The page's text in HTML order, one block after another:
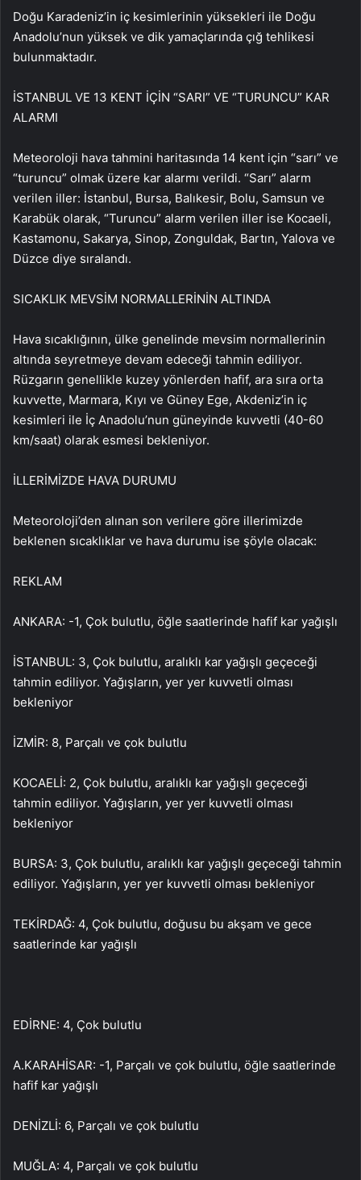
Doğu Karadeniz’in iç kesimlerinin yüksekleri ile Doğu
Anadolu’nun yüksek ve dik yamaçlarında çığ tehlikesi
bulunmaktadır.
İSTANBUL VE 13 KENT İÇİN “SARI” VE “TURUNCU” KAR
ALARMI
Meteoroloji hava tahmini haritasında 14 kent için “sarı” ve
“turuncu” olmak üzere kar alarmı verildi. “Sarı” alarm
verilen iller: İstanbul, Bursa, Balıkesir, Bolu, Samsun ve
Karabük olarak, “Turuncu” alarm verilen iller ise Kocaeli,
Kastamonu, Sakarya, Sinop, Zonguldak, Bartın, Yalova ve
Düzce diye sıralandı.
SICAKLIK MEVSİM NORMALLERİNİN ALTINDA
Hava sıcaklığının, ülke genelinde mevsim normallerinin
altında seyretmeye devam edeceği tahmin ediliyor.
Rüzgarın genellikle kuzey yönlerden hafif, ara sıra orta
kuvvette, Marmara, Kıyı ve Güney Ege, Akdeniz’in iç
kesimleri ile İç Anadolu’nun güneyinde kuvvetli (40-60
km/saat) olarak esmesi bekleniyor.
İLLERİMİZDE HAVA DURUMU
Meteoroloji’den alınan son verilere göre illerimizde
beklenen sıcaklıklar ve hava durumu ise şöyle olacak:
REKLAM
ANKARA: -1, Çok bulutlu, öğle saatlerinde hafif kar yağışlı
İSTANBUL: 3, Çok bulutlu, aralıklı kar yağışlı geçeceği
tahmin ediliyor. Yağışların, yer yer kuvvetli olması
bekleniyor
İZMİR: 8, Parçalı ve çok bulutlu
KOCAELİ: 2, Çok bulutlu, aralıklı kar yağışlı geçeceği
tahmin ediliyor. Yağışların, yer yer kuvvetli olması
bekleniyor
BURSA: 3, Çok bulutlu, aralıklı kar yağışlı geçeceği tahmin
ediliyor. Yağışların, yer yer kuvvetli olması bekleniyor
TEKİRDAĞ: 4, Çok bulutlu, doğusu bu akşam ve gece
saatlerinde kar yağışlı
EDİRNE: 4, Çok bulutlu
A.KARAHİSAR: -1, Parçalı ve çok bulutlu, öğle saatlerinde
hafif kar yağışlı
DENİZLİ: 6, Parçalı ve çok bulutlu
MUĞLA: 4, Parçalı ve çok bulutlu